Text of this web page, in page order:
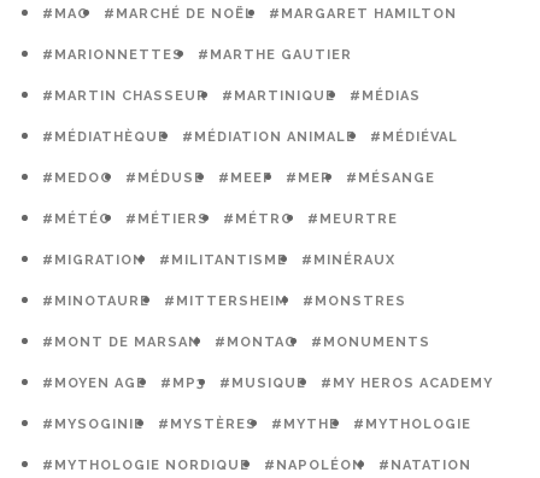
#MAO #MARCHÉ DE NOËL #MARGARET HAMILTON
#MARIONNETTES #MARTHE GAUTIER
#MARTIN CHASSEUR #MARTINIQUE #MÉDIAS
#MÉDIATHÈQUE #MÉDIATION ANIMALE #MÉDIÉVAL
#MEDOC #MÉDUSE #MEEF #MER #MÉSANGE
#MÉTÉO #MÉTIERS #MÉTRO #MEURTRE
#MIGRATION #MILITANTISME #MINÉRAUX
#MINOTAURE #MITTERSHEIM #MONSTRES
#MONT DE MARSAN #MONTAG #MONUMENTS
#MOYEN AGE #MP3 #MUSIQUE #MY HEROS ACADEMY
#MYSOGINIE #MYSTÈRES #MYTHE #MYTHOLOGIE
#MYTHOLOGIE NORDIQUE #NAPOLÉON #NATATION